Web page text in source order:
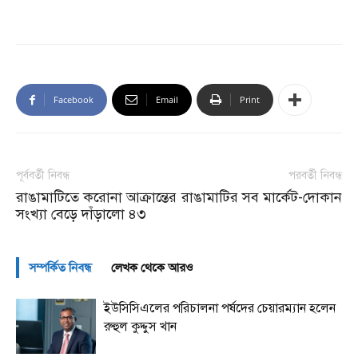
Facebook Email Print
পূর্ববর্তী নিবন্ধ
রাঙামাটিতে করোনা আক্রান্তের
সংখ্যা বেড়ে দাঁড়ালো ৪৩
পরবর্তী নিবন্ধ
রাঙামাটির সব মার্কেট-দোকান
সম্পর্কিত নিবন্ধ লেখক থেকে আরও
ইউসিসিএলের পরিচালনা পর্ষদের চেয়ারম্যান হলেন
রুহুল কুদ্দুস খান